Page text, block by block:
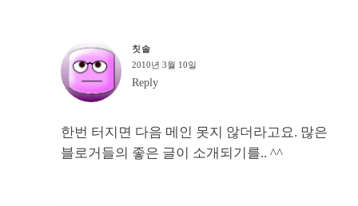
칫솔
2010년 3월 10일
Reply
한번 터지면 다음 메인 못지 않더라고요. 많은
블로거들의 좋은 글이 소개되기를.. ^^